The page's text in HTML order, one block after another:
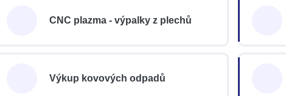
CNC plazma - výpalky z plechů
Výkup kovových odpadů